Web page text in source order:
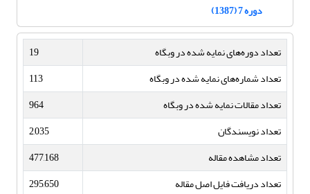
دوره 7 (1387)
تعداد دوره‌های نمایه شده در وبگاه
19
تعداد شماره‌های نمایه شده در وبگاه
113
تعداد مقالات نمایه شده در وبگاه
964
تعداد نویسندگان
2,035
تعداد مشاهده مقاله
477,168
تعداد دریافت فایل اصل مقاله
295,650